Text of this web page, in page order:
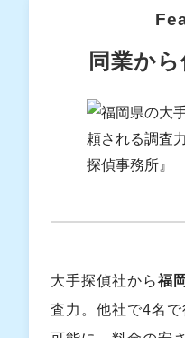
同業か
大手探偵社から福
査力。他社で4名